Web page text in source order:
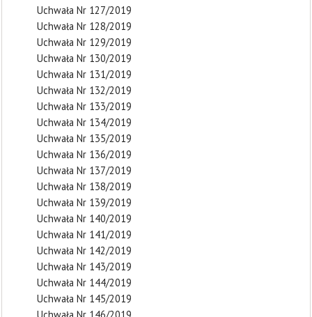
Uchwała Nr 127/2019
Uchwała Nr 128/2019
Uchwała Nr 129/2019
Uchwała Nr 130/2019
Uchwała Nr 131/2019
Uchwała Nr 132/2019
Uchwała Nr 133/2019
Uchwała Nr 134/2019
Uchwała Nr 135/2019
Uchwała Nr 136/2019
Uchwała Nr 137/2019
Uchwała Nr 138/2019
Uchwała Nr 139/2019
Uchwała Nr 140/2019
Uchwała Nr 141/2019
Uchwała Nr 142/2019
Uchwała Nr 143/2019
Uchwała Nr 144/2019
Uchwała Nr 145/2019